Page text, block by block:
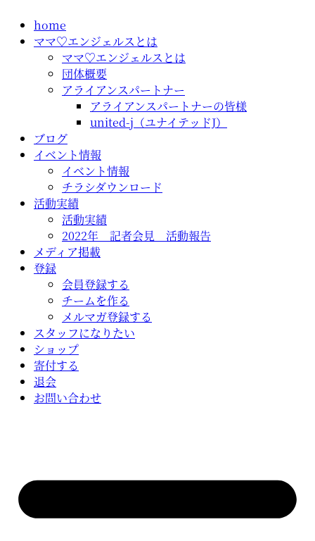
home
ママ♡エンジェルスとは
ママ♡エンジェルスとは
団体概要
アライアンスパートナー
アライアンスパートナーの皆様
united-j（ユナイテッドJ）
ブログ
イベント情報
イベント情報
チラシダウンロード
活動実績
活動実績
2022年 記者会見 活動報告
メディア掲載
登録
会員登録する
チームを作る
メルマガ登録する
スタッフになりたい
ショップ
寄付する
退会
お問い合わせ